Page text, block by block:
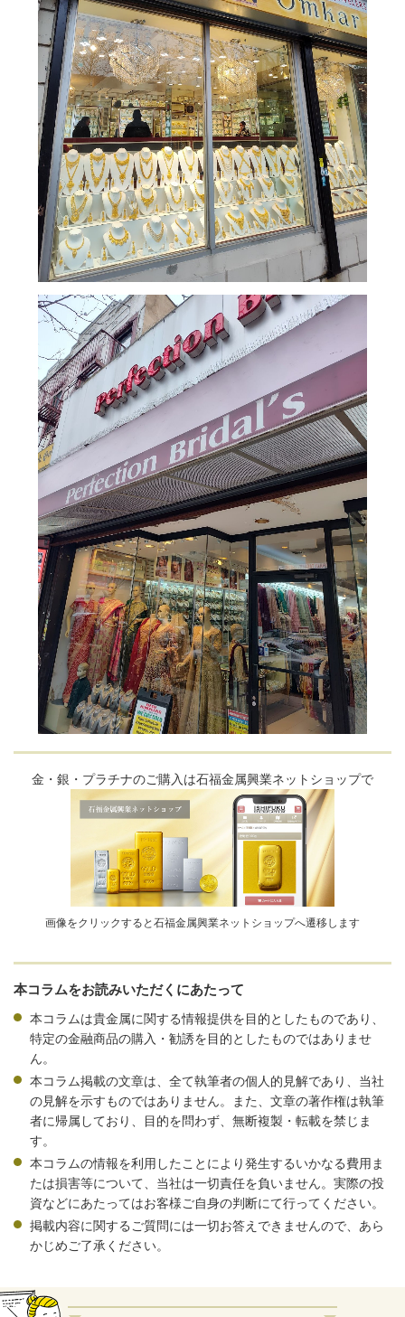
金・銀・プラチナのご購入は石福金属興業ネットショップで
画像をクリックすると石福金属興業ネットショップへ遷移します
本コラムをお読みいただくにあたって
本コラムは貴金属に関する情報提供を目的としたものであり、
特定の金融商品の購入・勧誘を目的としたものではありませ
ん。
本コラム掲載の文章は、全て執筆者の個人的見解であり、当社
の見解を示すものではありません。また、文章の著作権は執筆
者に帰属しており、目的を問わず、無断複製・転載を禁じま
す。
本コラムの情報を利用したことにより発生するいかなる費用ま
たは損害等について、当社は一切責任を負いません。実際の投
資などにあたってはお客様ご自身の判断にて行ってください。
掲載内容に関するご質問には一切お答えできませんので、あら
かじめご了承ください。